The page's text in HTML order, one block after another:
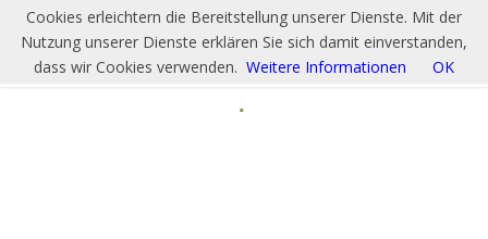
Cookies erleichtern die Bereitstellung unserer Dienste. Mit der
Nutzung unserer Dienste erklären Sie sich damit einverstanden,
dass wir Cookies verwenden. Weitere Informationen OK